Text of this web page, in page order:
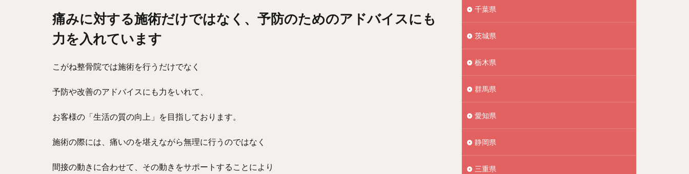
痛みに対する施術だけではなく、予防のためのアドバイスにも
力を入れています
こがね整骨院では施術を行うだけでなく
予防や改善のアドバイスにも力をいれて、
お客様の「生活の質の向上」を目指しております。
施術の際には、痛いのを堪えながら無理に行うのではなく
間接の動きに合わせて、その動きをサポートすることにより
千葉県
茨城県
栃木県
群馬県
愛知県
静岡県
三重県